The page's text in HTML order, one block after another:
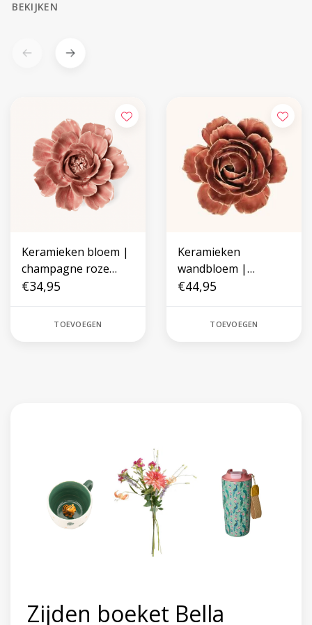
BEKIJKEN
Keramieken bloem |
champagne roze
roos
€34,95
TOEVOEGEN
Keramieken
wandbloem |
Champagneroze
€44,95
TOEVOEGEN
Stainless steel thermo